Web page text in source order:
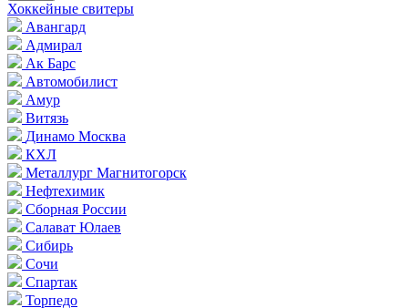
Хоккейные свитеры
Авангард
Адмирал
Ак Барс
Автомобилист
Амур
Витязь
Динамо Москва
КХЛ
Металлург Магнитогорск
Нефтехимик
Сборная России
Салават Юлаев
Сибирь
Сочи
Спартак
Торпедо